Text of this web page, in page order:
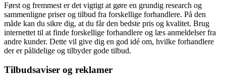
Først og fremmest er det vigtigt at gøre en grundig research og
sammenligne priser og tilbud fra forskellige forhandlere. På den
måde kan du sikre dig, at du får den bedste pris og kvalitet. Brug
internettet til at finde forskellige forhandlere og læs anmeldelser fra
andre kunder. Dette vil give dig en god idé om, hvilke forhandlere
der er pålidelige og tilbyder gode tilbud.
Tilbudsaviser og reklamer